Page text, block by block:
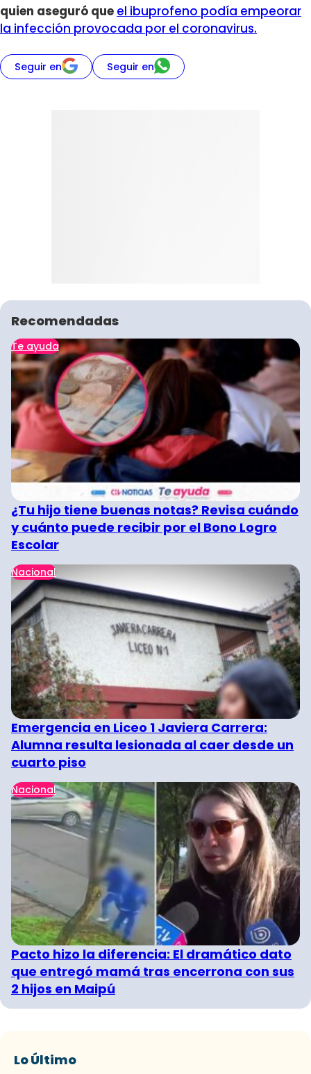
quien aseguró que el ibuprofeno podía empeorar
la infección provocada por el coronavirus.
Seguir en Seguir en
Recomendadas
Te ayuda
¿Tu hijo tiene buenas notas? Revisa cuándo
y cuánto puede recibir por el Bono Logro
Escolar
Nacional
Emergencia en Liceo 1 Javiera Carrera:
Alumna resulta lesionada al caer desde un
cuarto piso
Nacional
Pacto hizo la diferencia: El dramático dato
que entregó mamá tras encerrona con sus
2 hijos en Maipú
Lo Último